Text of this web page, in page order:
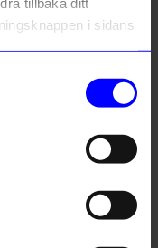
i sidans
Armband Paxton Heavy Guld M/L